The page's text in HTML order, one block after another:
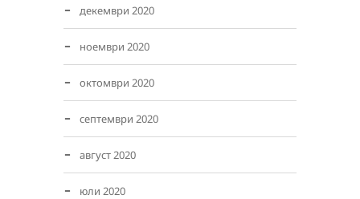
декември 2020
ноември 2020
октомври 2020
септември 2020
август 2020
юли 2020